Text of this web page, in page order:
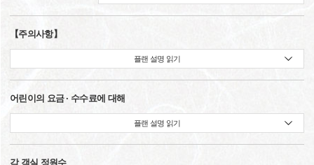
【주의사항】
플랜 설명 읽기
어린이의 요금 · 수수료에 대해
플랜 설명 읽기
각 객실 정원수